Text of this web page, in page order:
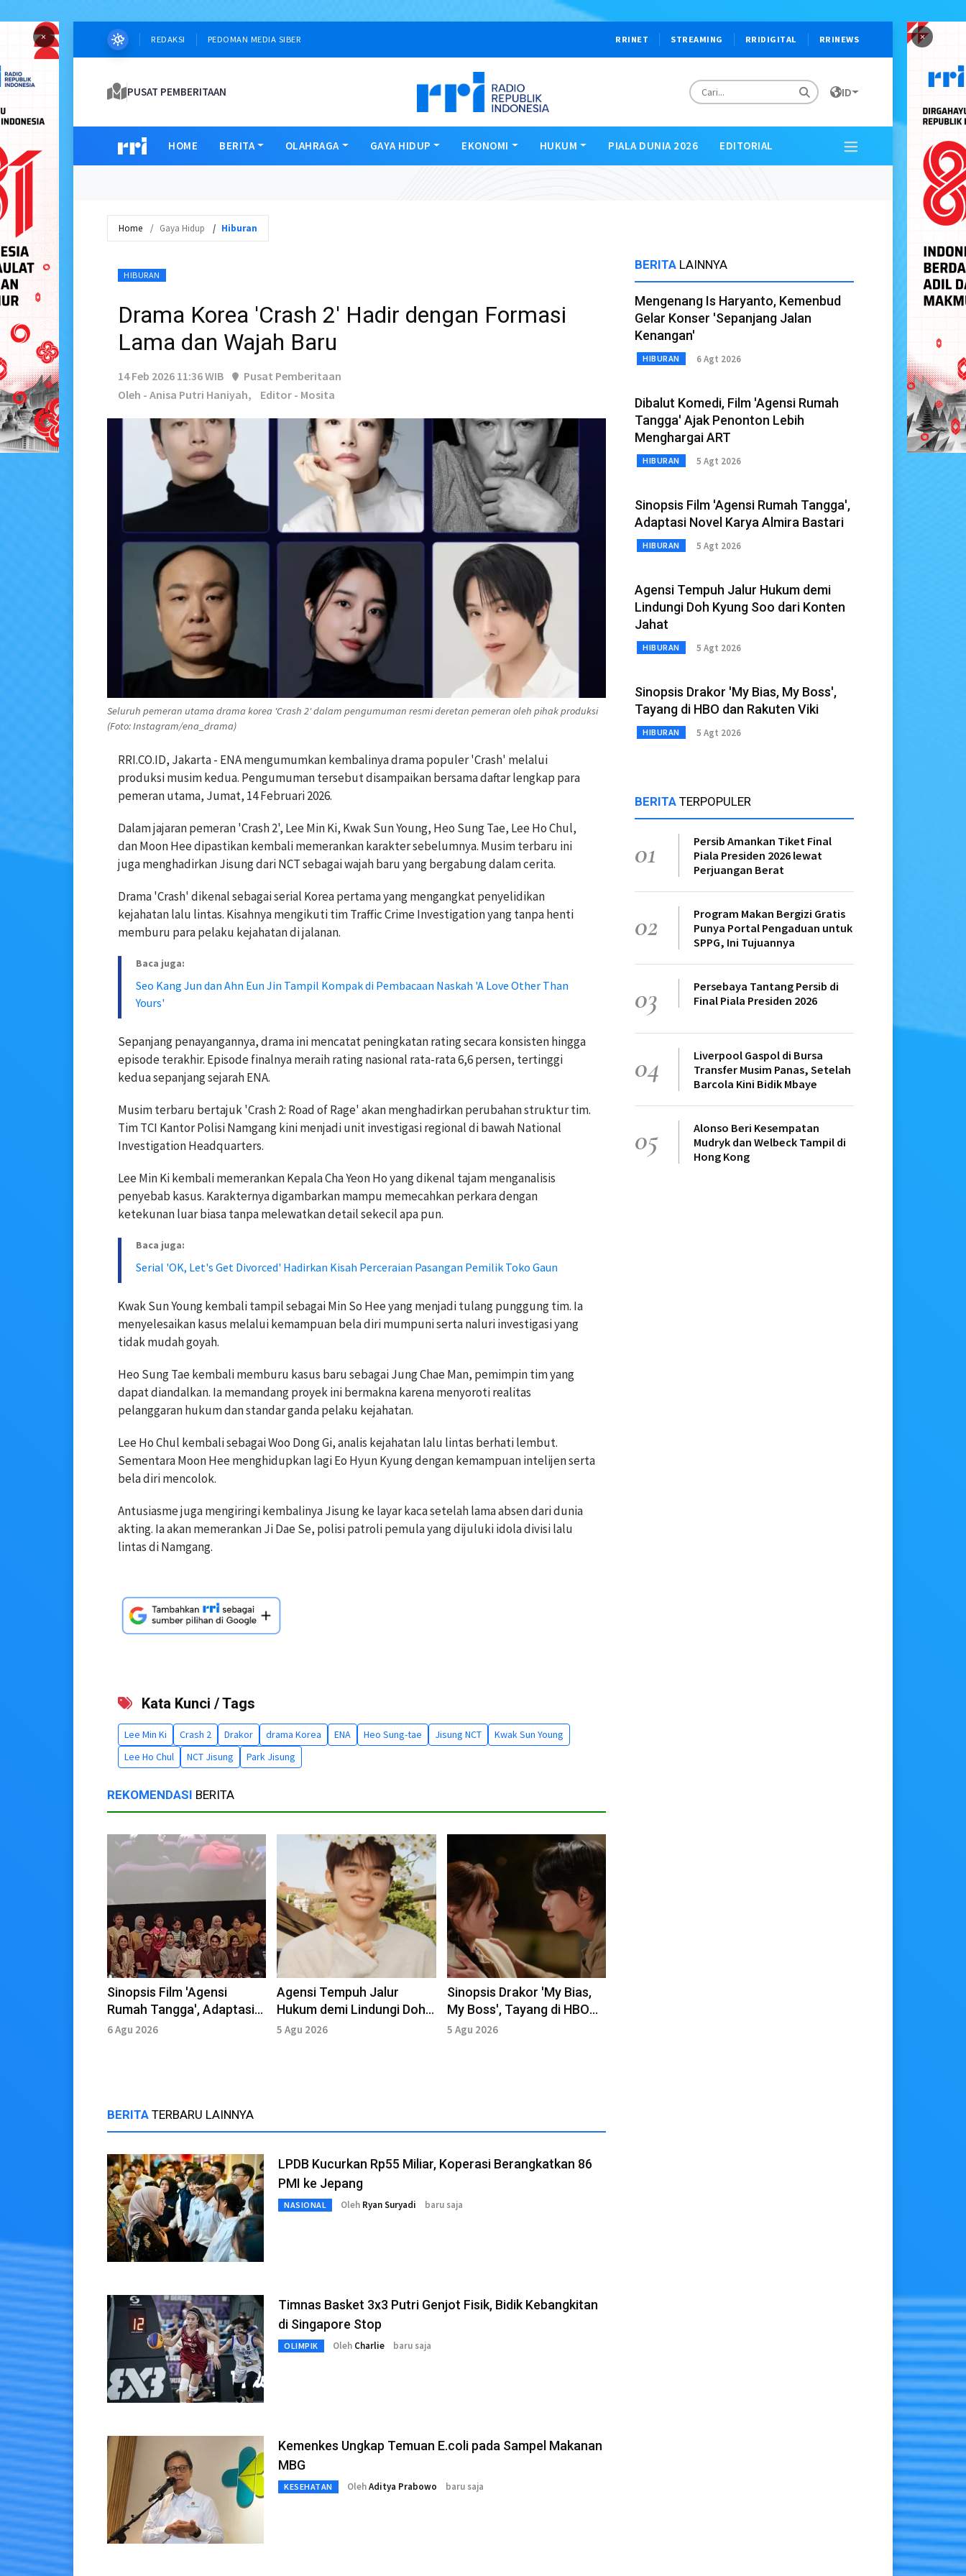
× ×
REDAKSI PEDOMAN MEDIA SIBER RRINET STREAMING RRIDIGITAL RRINEWS
PUSAT PEMBERITAAN ID
HOME BERITA OLAHRAGA GAYA HIDUP EKONOMI HUKUM PIALA DUNIA 2026 EDITORIAL
Home Gaya Hidup Hiburan
HIBURAN
Drama Korea 'Crash 2' Hadir dengan Formasi
Lama dan Wajah Baru
14 Feb 2026 11:36 WIB
Pusat Pemberitaan
Oleh - Anisa Putri Haniyah,
Editor - Mosita
Seluruh pemeran utama drama korea 'Crash 2' dalam pengumuman resmi deretan pemeran oleh pihak produksi
(Foto: Instagram/ena_drama)
RRI.CO.ID, Jakarta - ENA mengumumkan kembalinya drama populer 'Crash' melalui
produksi musim kedua. Pengumuman tersebut disampaikan bersama daftar lengkap para
pemeran utama, Jumat, 14 Februari 2026.
Dalam jajaran pemeran 'Crash 2', Lee Min Ki, Kwak Sun Young, Heo Sung Tae, Lee Ho Chul,
dan Moon Hee dipastikan kembali memerankan karakter sebelumnya. Musim terbaru ini
juga menghadirkan Jisung dari NCT sebagai wajah baru yang bergabung dalam cerita.
Drama 'Crash' dikenal sebagai serial Korea pertama yang mengangkat penyelidikan
kejahatan lalu lintas. Kisahnya mengikuti tim Traffic Crime Investigation yang tanpa henti
memburu para pelaku kejahatan di jalanan.
Baca juga:
Seo Kang Jun dan Ahn Eun Jin Tampil Kompak di Pembacaan Naskah 'A Love Other Than
Yours'
Sepanjang penayangannya, drama ini mencatat peningkatan rating secara konsisten hingga
episode terakhir. Episode finalnya meraih rating nasional rata-rata 6,6 persen, tertinggi
kedua sepanjang sejarah ENA.
Musim terbaru bertajuk 'Crash 2: Road of Rage' akan menghadirkan perubahan struktur tim.
Tim TCI Kantor Polisi Namgang kini menjadi unit investigasi regional di bawah National
Investigation Headquarters.
Lee Min Ki kembali memerankan Kepala Cha Yeon Ho yang dikenal tajam menganalisis
penyebab kasus. Karakternya digambarkan mampu memecahkan perkara dengan
ketekunan luar biasa tanpa melewatkan detail sekecil apa pun.
Baca juga:
Serial 'OK, Let's Get Divorced' Hadirkan Kisah Perceraian Pasangan Pemilik Toko Gaun
Kwak Sun Young kembali tampil sebagai Min So Hee yang menjadi tulang punggung tim. Ia
menyelesaikan kasus melalui kemampuan bela diri mumpuni serta naluri investigasi yang
tidak mudah goyah.
Heo Sung Tae kembali memburu kasus baru sebagai Jung Chae Man, pemimpin tim yang
dapat diandalkan. Ia memandang proyek ini bermakna karena menyoroti realitas
pelanggaran hukum dan standar ganda pelaku kejahatan.
Lee Ho Chul kembali sebagai Woo Dong Gi, analis kejahatan lalu lintas berhati lembut.
Sementara Moon Hee menghidupkan lagi Eo Hyun Kyung dengan kemampuan intelijen serta
bela diri mencolok.
Antusiasme juga mengiringi kembalinya Jisung ke layar kaca setelah lama absen dari dunia
akting. Ia akan memerankan Ji Dae Se, polisi patroli pemula yang dijuluki idola divisi lalu
lintas di Namgang.
Kata Kunci / Tags
Lee Min Ki Crash 2 Drakor drama Korea ENA Heo Sung-tae Jisung NCT
Kwak Sun Young
Lee Ho Chul
NCT Jisung Park Jisung
REKOMENDASI BERITA
Sinopsis Film 'Agensi
Rumah Tangga', Adaptasi
Novel Karya Almira Bastari
6 Agu 2026
Agensi Tempuh Jalur
Hukum demi Lindungi Doh
Kyung Soo dari Konten
5 Agu 2026
Sinopsis Drakor 'My Bias,
My Boss', Tayang di HBO
dan Rakuten Viki
5 Agu 2026
BERITA TERBARU LAINNYA
LPDB Kucurkan Rp55 Miliar, Koperasi Berangkatkan 86
PMI ke Jepang
NASIONAL Oleh Ryan Suryadi baru saja
Timnas Basket 3x3 Putri Genjot Fisik, Bidik Kebangkitan
di Singapore Stop
OLIMPIK Oleh Charlie baru saja
Kemenkes Ungkap Temuan E.coli pada Sampel Makanan
MBG
KESEHATAN OlehAditya Prabowo baru saja
BERITA LAINNYA
Mengenang Is Haryanto, Kemenbud
Gelar Konser 'Sepanjang Jalan
Kenangan'
HIBURAN 6 Agt 2026
Dibalut Komedi, Film 'Agensi Rumah
Tangga' Ajak Penonton Lebih
Menghargai ART
HIBURAN 5 Agt 2026
Sinopsis Film 'Agensi Rumah Tangga',
Adaptasi Novel Karya Almira Bastari
HIBURAN 5 Agt 2026
Agensi Tempuh Jalur Hukum demi
Lindungi Doh Kyung Soo dari Konten
Jahat
HIBURAN 5 Agt 2026
Sinopsis Drakor 'My Bias, My Boss',
Tayang di HBO dan Rakuten Viki
HIBURAN 5 Agt 2026
BERITA TERPOPULER
01
Persib Amankan Tiket Final
Piala Presiden 2026 lewat
Perjuangan Berat
02
Program Makan Bergizi Gratis
Punya Portal Pengaduan untuk
SPPG, Ini Tujuannya
03
Persebaya Tantang Persib di
Final Piala Presiden 2026
04
Liverpool Gaspol di Bursa
Transfer Musim Panas, Setelah
Barcola Kini Bidik Mbaye
05
Alonso Beri Kesempatan
Mudryk dan Welbeck Tampil di
Hong Kong